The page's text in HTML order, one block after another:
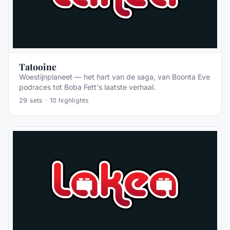
Tatooine
Woestijnplaneet — het hart van de saga, van Boonta Eve
podraces tot Boba Fett's laatste verhaal.
29 sets · 10 highlights